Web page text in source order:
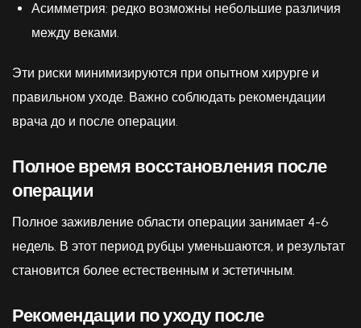
Асимметрия: редко возможны небольшие различия
между веками.
Эти риски минимизируются при опытном хирурге и
правильном уходе. Важно соблюдать рекомендации
врача до и после операции.
Полное время восстановления после
операции
Полное заживление области операции занимает 4-6
недель. В этот период рубцы уменьшаются, и результат
становится более естественным и эстетичным.
Рекомендации по уходу после